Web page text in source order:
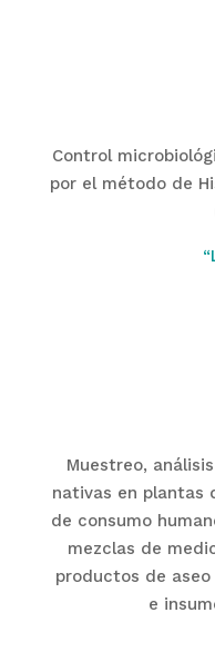
Control
por el método de
Muestreo,
nativas en plantas
de consumo
mezclas de
productos de
e